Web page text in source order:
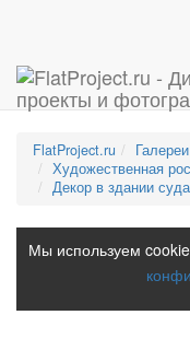
FlatProject.ru
Художественная
Декор в здании
Мы используем